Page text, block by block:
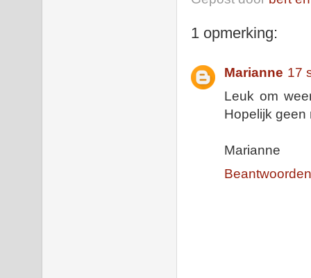
1 opmerking:
Marianne 17
Leuk om
Hopelijk geen
Marianne
Beantwoorden